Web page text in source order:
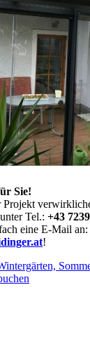
Sie!
Tel.: +43
eine E-Mail an:
!